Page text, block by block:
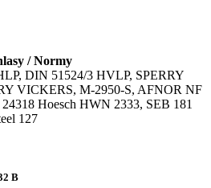
/ Normy
DIN 51524/3 HVLP, SPERRY
VICKERS, M-2950-S, AFNOR NF
Hoesch HWN 2333, SEB 181
127
B